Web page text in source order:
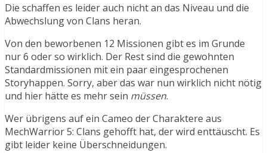
Die schaffen es leider auch nicht an das Niveau und die
Abwechslung von Clans heran.
Von den beworbenen 12 Missionen gibt es im Grunde
nur 6 oder so wirklich. Der Rest sind die gewohnten
Standardmissionen mit ein paar eingesprochenen
Storyhappen. Sorry, aber das war nun wirklich nicht nötig
und hier hätte es mehr sein müssen.
Wer übrigens auf ein Cameo der Charaktere aus
MechWarrior 5: Clans gehofft hat, der wird enttäuscht. Es
gibt leider keine Überschneidungen.